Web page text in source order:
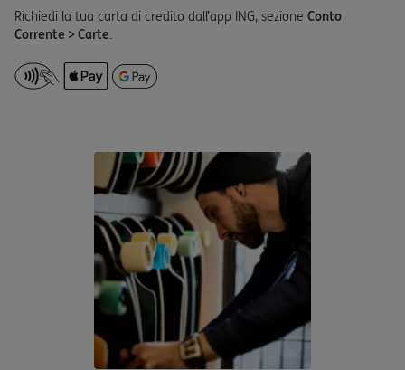
Richiedi la tua carta di credito dall’app ING, sezione Conto
Corrente > Carte.